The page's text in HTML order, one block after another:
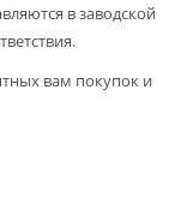
в заводской
вам покупок и